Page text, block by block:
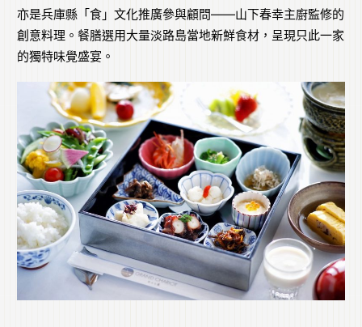
亦是兵庫縣「食」文化推廣參與顧問——山下春幸主廚監修的
創意料理。餐膳選用大量淡路島當地新鮮食材，呈現只此一家
的獨特味覺盛宴。